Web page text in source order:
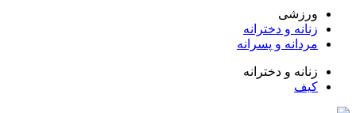
و دخترانه
و پسرانه
و دخترانه